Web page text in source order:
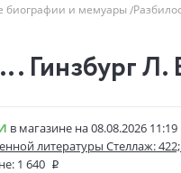
биографии и мемуары
Гинзбург Л.
в магазине на 08.08.2026 11:19
литературы Стеллаж:
1 640